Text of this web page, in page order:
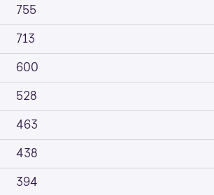
755
713
600
528
463
438
394